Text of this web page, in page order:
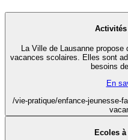
Activités
La Ville de Lausanne
vacances scolaires. Elles sont
besoins
En
/vie-pratique/enfance-jeunesse-
Ecoles